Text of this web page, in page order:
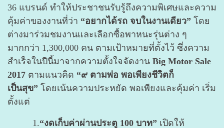
36 แบรนด์ ทำให้ประชาชนรับรู้ถึงความพิเศษและความ
คุ้มค่าของงานที่ว่า “อยากได้รถ จบในงานเดียว” โดย
ต่างมาร่วมชมงานและเลือกซื้อพาหนะรุ่นต่าง ๆ
มากกว่า 1,300,000 คน ตามเป้าหมายที่ตั้งไว้ ซึ่งความ
สำเร็จในปีนี้มาจากความตั้งใจจัดงาน Big Motor Sale
2017 ตามแนวคิด “๙ ตามพ่อ พอเพียงชีวิตก็
เป็นสุข” โดยเน้นความประหยัด พอเพียงและคุ้มค่า เริ่ม
ตั้งแต่
1.“งดเก็บค่าผ่านประตู 100 บาท” เปิดให้